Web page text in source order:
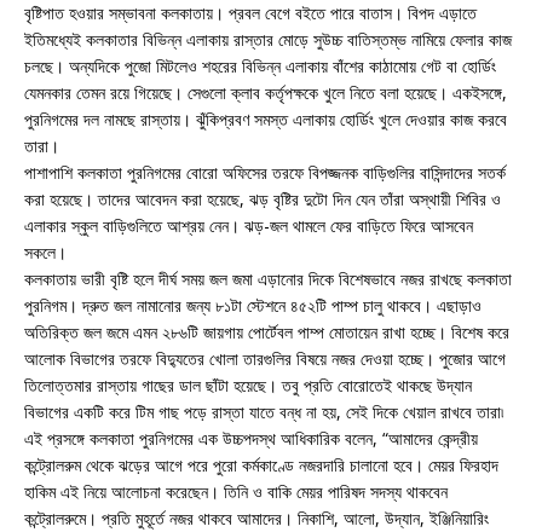
বৃষ্টিপাত হওয়ার সম্ভাবনা কলকাতায়। প্রবল বেগে বইতে পারে বাতাস। বিপদ এড়াতে
ইতিমধ্যেই কলকাতার বিভিন্ন এলাকায় রাস্তার মোড়ে সুউচ্চ বাতিস্তম্ভ নামিয়ে ফেলার কাজ
চলছে। অন্যদিকে পুজো মিটলেও শহরের বিভিন্ন এলাকায় বাঁশের কাঠামোয় গেট বা হোর্ডিং
যেমনকার তেমন রয়ে গিয়েছে। সেগুলো ক্লাব কর্তৃপক্ষকে খুলে নিতে বলা হয়েছে। একইসঙ্গে,
পুরনিগমের দল নামছে রাস্তায়। ঝুঁকিপ্রবণ সমস্ত এলাকায় হোর্ডিং খুলে দেওয়ার কাজ করবে
তারা।
পাশাপাশি কলকাতা পুরনিগমের বোরো অফিসের তরফে বিপজ্জনক বাড়িগুলির বাসিন্দাদের সতর্ক
করা হয়েছে। তাদের আবেদন করা হয়েছে, ঝড় বৃষ্টির দুটো দিন যেন তাঁরা অস্থায়ী শিবির ও
এলাকার স্কুল বাড়িগুলিতে আশ্রয় নেন। ঝড়-জল থামলে ফের বাড়িতে ফিরে আসবেন
সকলে।
কলকাতায় ভারী বৃষ্টি হলে দীর্ঘ সময় জল জমা এড়ানোর দিকে বিশেষভাবে নজর রাখছে কলকাতা
পুরনিগম। দ্রুত জল নামানোর জন্য ৮১টা স্টেশনে ৪৫২টি পাম্প চালু থাকবে। এছাড়াও
অতিরিক্ত জল জমে এমন ২৮৬টি জায়গায় পোর্টেবল পাম্প মোতায়েন রাখা হচ্ছে। বিশেষ করে
আলোক বিভাগের তরফে বিদ্যুতের খোলা তারগুলির বিষয়ে নজর দেওয়া হচ্ছে। পুজোর আগে
তিলোত্তমার রাস্তায় গাছের ডাল ছাঁটা হয়েছে। তবু প্রতি বোরোতেই থাকছে উদ্যান
বিভাগের একটি করে টিম গাছ পড়ে রাস্তা যাতে বন্ধ না হয়, সেই দিকে খেয়াল রাখবে তারা৷
এই প্রসঙ্গে কলকাতা পুরনিগমের এক উচ্চপদস্থ আধিকারিক বলেন, “আমাদের কেন্দ্রীয়
কন্ট্রোলরুম থেকে ঝড়ের আগে পরে পুরো কর্মকাণ্ডে নজরদারি চালানো হবে। মেয়র ফিরহাদ
হাকিম এই নিয়ে আলোচনা করেছেন। তিনি ও বাকি মেয়র পারিষদ সদস্য থাকবেন
কন্ট্রোলরুমে। প্রতি মুহূর্তে নজর থাকবে আমাদের। নিকাশি, আলো, উদ্যান, ইঞ্জিনিয়ারিং